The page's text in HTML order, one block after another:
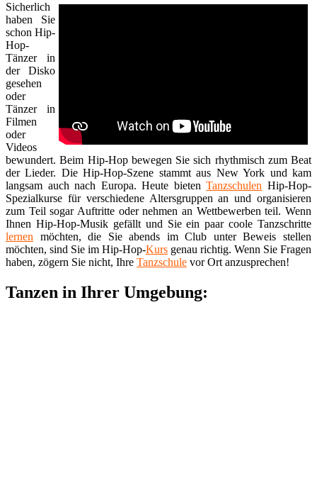
Sicherlich
haben Sie
schon Hip-
Hop-
Tänzer in
der Disko
gesehen
oder
Tänzer in
Filmen
oder
Videos
bewundert. Beim Hip-Hop bewegen Sie sich rhythmisch zum Beat
der Lieder. Die Hip-Hop-Szene stammt aus New York und kam
langsam auch nach Europa. Heute bietenTanzschulen Hip-Hop-
Spezialkurse für verschiedene Altersgruppen an und organisieren
zum Teil sogar Auftritte oder nehmen an Wettbewerben teil. Wenn
Ihnen Hip-Hop-Musik gefällt und Sie ein paar coole Tanzschritte
lernen möchten, die Sie abends im Club unter Beweis stellen
möchten, sind Sie im Hip-Hop-Kurs genau richtig. Wenn Sie Fragen
haben, zögern Sie nicht, Ihre Tanzschule vor Ort anzusprechen!
Tanzen in Ihrer Umgebung: